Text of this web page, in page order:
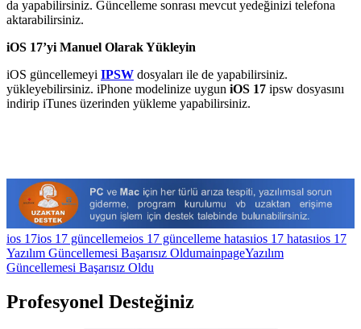
da yapabilirsiniz. Güncelleme sonrası mevcut yedeğinizi telefona
aktarabilirsiniz.
iOS 17’yi Manuel Olarak Yükleyin
iOS güncellemeyi IPSW dosyaları ile de yapabilirsiniz.
yükleyebilirsiniz. iPhone modelinize uygun iOS 17 ipsw dosyasını
indirip iTunes üzerinden yükleme yapabilirsiniz.
ios 17ios 17 güncellemeios 17 güncelleme hatasıios 17 hatasıios 17
Yazılım Güncellemesi Başarısız OldumainpageYazılım
Güncellemesi Başarısız Oldu
Profesyonel Desteğiniz